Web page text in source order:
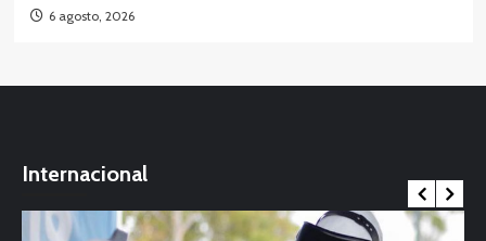
6 agosto, 2026
Internacional